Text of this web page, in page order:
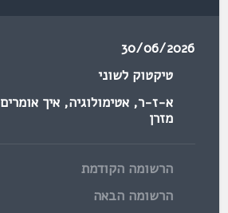
30/06/2026
טיקטוק לשוני
א-ז-ר,אטימולוגיה,איך אומרים
מזרן
הרשומה הקודמת
הרשומה הבאה